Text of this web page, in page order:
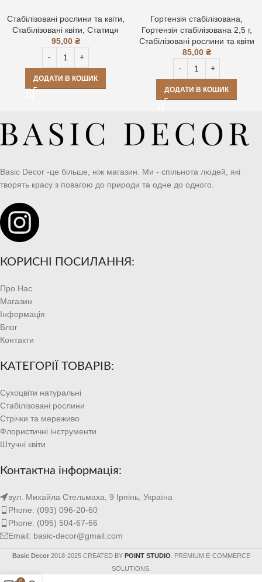
Стабілізовані рослини та квіти
Стабілізовані квіти Статиця
95,00 ₴
ДОДАТИ В КОШИК
Гортензія стабілізована
Гортензія стабілізована 2,5 г,
Стабілізовані рослини та квіти
85,00 ₴
ДОДАТИ В КОШИК
Basic Decor -це більше, ніж магазин. Ми - спільнота людей, які
творять красу з повагою до природи та одне до одного.
КОРИСНІ ПОСИЛАННЯ:
Про Нас
Магазин
Інформація
Блог
Контакти
КАТЕГОРІЇ ТОВАРІВ:
Сухоцвіти натуральні
Стабілізовані рослини
Стрічки та мереживо
Флористичні інструменти
Штучні квіти
Контактна інформація:
вул. Михайла Стельмаха, 9 Ірпінь, Україна
Phone: (093) 096-20-60
Phone: (095) 504-67-66
Email: basic-decor@gmail.com
Basic Decor 2018-2025 CREATED BY POINT STUDIO . PREMIUM E-COMMERCE
SOLUTIONS.